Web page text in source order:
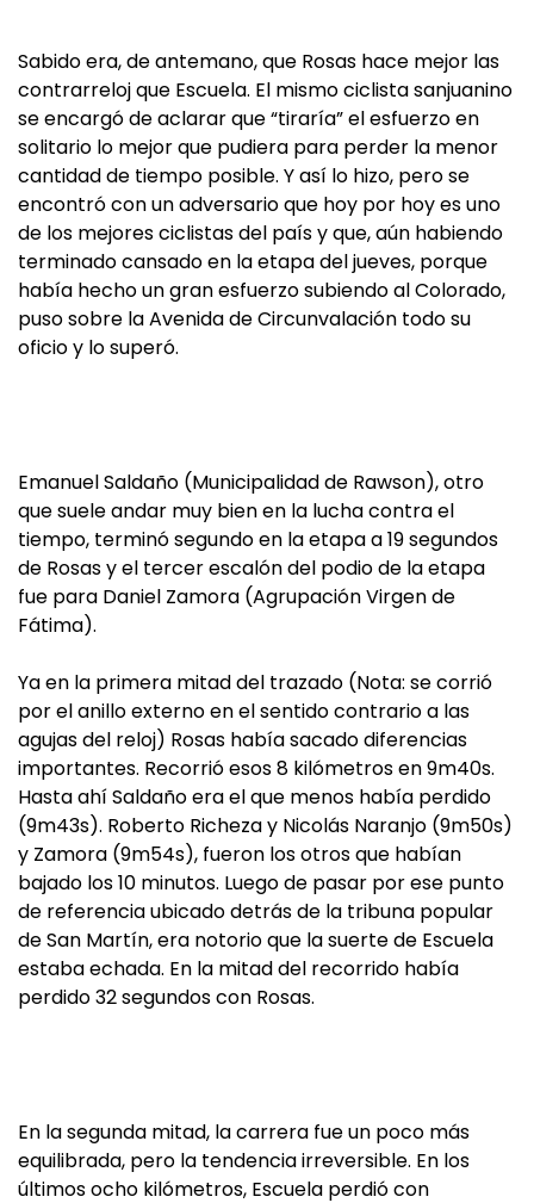
Sabido era, de antemano, que Rosas hace mejor las
contrarreloj que Escuela. El mismo ciclista sanjuanino
se encargó de aclarar que “tiraría” el esfuerzo en
solitario lo mejor que pudiera para perder la menor
cantidad de tiempo posible. Y así lo hizo, pero se
encontró con un adversario que hoy por hoy es uno
de los mejores ciclistas del país y que, aún habiendo
terminado cansado en la etapa del jueves, porque
había hecho un gran esfuerzo subiendo al Colorado,
puso sobre la Avenida de Circunvalación todo su
oficio y lo superó.
Emanuel Saldaño (Municipalidad de Rawson), otro
que suele andar muy bien en la lucha contra el
tiempo, terminó segundo en la etapa a 19 segundos
de Rosas y el tercer escalón del podio de la etapa
fue para Daniel Zamora (Agrupación Virgen de
Fátima).
Ya en la primera mitad del trazado (Nota: se corrió
por el anillo externo en el sentido contrario a las
agujas del reloj) Rosas había sacado diferencias
importantes. Recorrió esos 8 kilómetros en 9m40s.
Hasta ahí Saldaño era el que menos había perdido
(9m43s). Roberto Richeza y Nicolás Naranjo (9m50s)
y Zamora (9m54s), fueron los otros que habían
bajado los 10 minutos. Luego de pasar por ese punto
de referencia ubicado detrás de la tribuna popular
de San Martín, era notorio que la suerte de Escuela
estaba echada. En la mitad del recorrido había
perdido 32 segundos con Rosas.
En la segunda mitad, la carrera fue un poco más
equilibrada, pero la tendencia irreversible. En los
últimos ocho kilómetros, Escuela perdió con